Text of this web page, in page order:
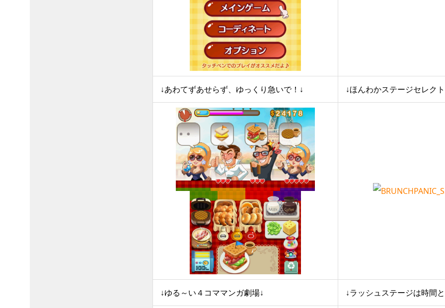
↓あわてずあせらず、ゆっくり急いで！↓ ↓ほんわかステージセレク
↓ゆる～い４コママンガ劇場↓ ↓ラッシュステージは時間